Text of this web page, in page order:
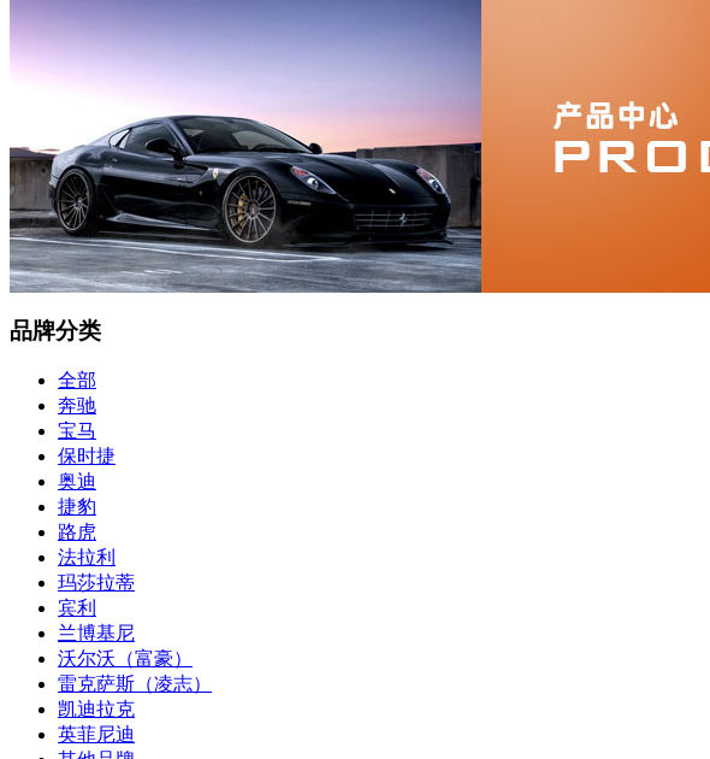
品牌分类
全部
奔驰
宝马
保时捷
奥迪
捷豹
路虎
法拉利
玛莎拉蒂
宾利
兰博基尼
沃尔沃（富豪）
雷克萨斯（凌志）
凯迪拉克
英菲尼迪